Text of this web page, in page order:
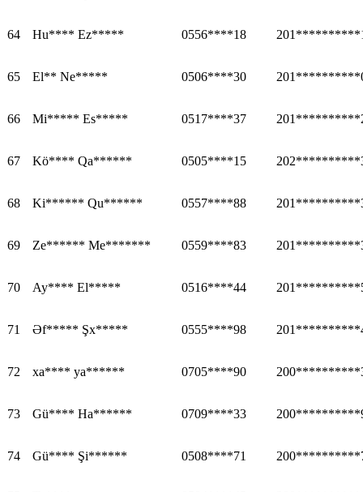
64 Hu**** Ez***** 0556****18
65 El** Ne***** 0506****30
66 Mi***** Es***** 0517****37
67 Kö**** Qa****** 0505****15
68 Ki****** Qu****** 0557****88
69 Ze****** Me******* 0559****83
70 Ay**** El***** 0516****44
71 Əf***** Şx***** 0555****98
72 xa**** ya****** 0705****90
73 Gü**** Ha****** 0709****33
74 Gü**** Şi****** 0508****71